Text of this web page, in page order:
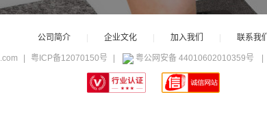
公司简介 企业文化 加入我们 联系我们
粤ICP备12070150号 粤公网安备 44010602010359号